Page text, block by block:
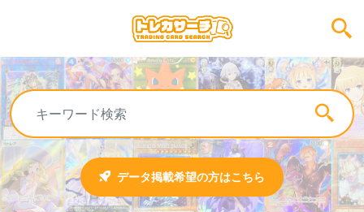
データ掲載希望の方はこちら